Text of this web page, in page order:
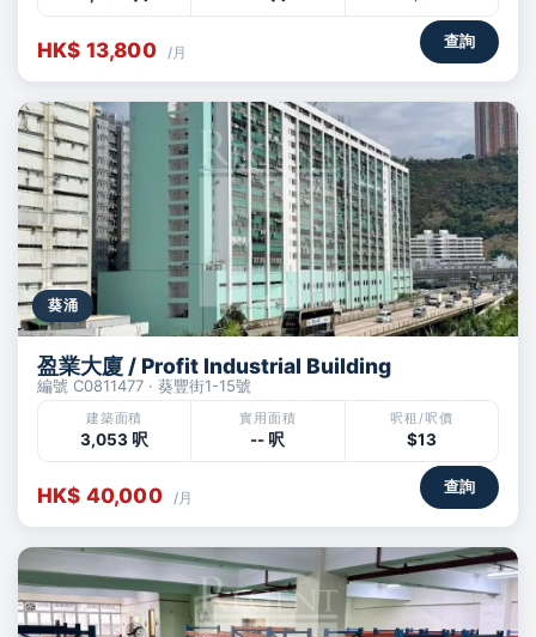
HK$ 13,800 /月
查詢
葵涌
盈業大廈 / Profit Industrial Building
編號 C0811477 · 葵豐街1-15號
建築面積
3,053 呎
實用面積
-- 呎
呎租/呎價
$13
HK$ 40,000 /月
查詢